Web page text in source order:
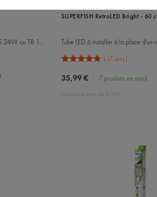
Tube LED à installer à la place d'un néon T5 24W ou T8 15W
SUPERFISH RetroLED Bright - 60
17 avis
35,99 € 7 produits en stock
Livraison à partir de 3,99€